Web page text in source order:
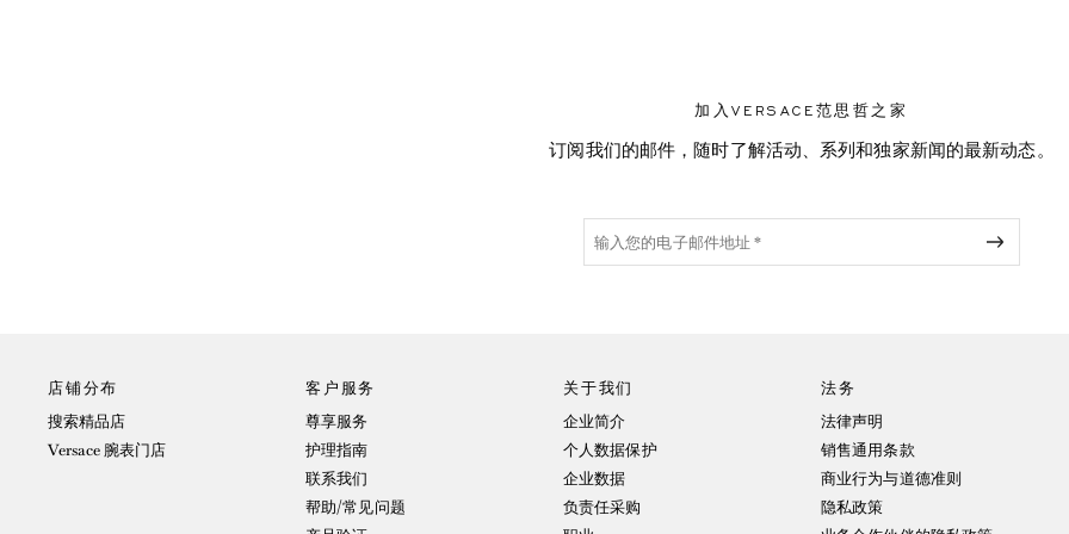
加入VERSACE范思哲之家
订阅我们的邮件，随时了解活动、系列和独家新闻的最新动态。
店铺分布
搜索精品店
Versace 腕表门店
客户服务
尊享服务
护理指南
联系我们
帮助/常见问题
关于我们
企业简介
个人数据保护
企业数据
负责任采购
法务
法律声明
销售通用条款
商业行为与道德准则
隐私政策